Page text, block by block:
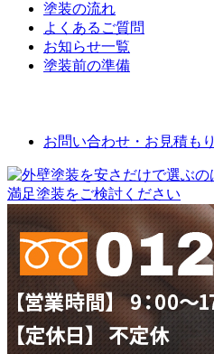
塗装の流れ
よくあるご質問
お知らせ一覧
塗装前の準備
お問い合わせ・お見積もり